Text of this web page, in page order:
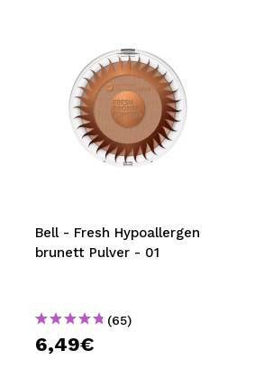
Bell - Fresh Hypoallergen
brunett Pulver - 01
(65)
6,49€